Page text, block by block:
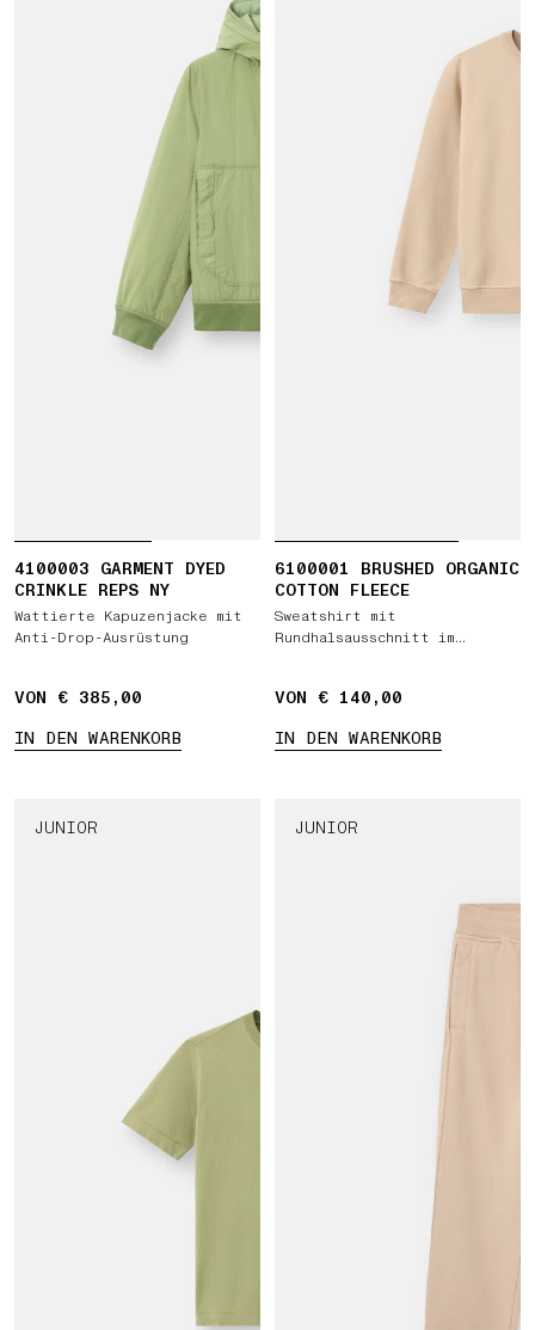
4100003 GARMENT DYED
CRINKLE REPS NY
Wattierte Kapuzenjacke mit
Anti-Drop-Ausrüstung
VON € 385,00
IN DEN WARENKORB
6100001 BRUSHED ORGANIC
COTTON FLEECE
Sweatshirt mit
Rundhalsausschnitt im
VON € 140,00
IN DEN WARENKORB
JUNIOR JUNIOR